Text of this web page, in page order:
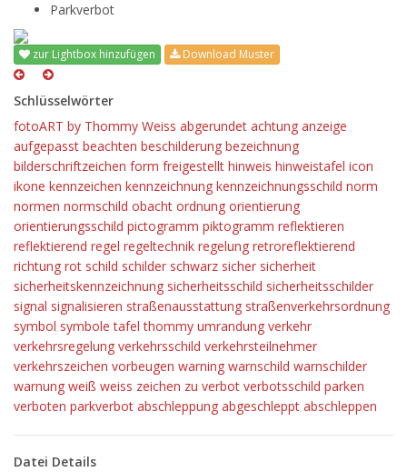
Parkverbot
zur Lightbox hinzufügen Download Muster
Schlüsselwörter
fotoART by Thommy Weiss abgerundet achtung anzeige
aufgepasst beachten beschilderung bezeichnung
bilderschriftzeichen form freigestellt hinweis hinweistafel icon
ikone kennzeichen kennzeichnung kennzeichnungsschild norm
normen normschild obacht ordnung orientierung
orientierungsschild pictogramm piktogramm reflektieren
reflektierend regel regeltechnik regelung retroreflektierend
richtung rot schild schilder schwarz sicher sicherheit
sicherheitskennzeichnung sicherheitsschild sicherheitsschilder
signal signalisieren straßenausstattung straßenverkehrsordnung
symbol symbole tafel thommy umrandung verkehr
verkehrsregelung verkehrsschild verkehrsteilnehmer
verkehrszeichen vorbeugen warning warnschild warnschilder
warnung weiß weiss zeichen zu verbot verbotsschild parken
verboten parkverbot abschleppung abgeschleppt abschleppen
Datei Details